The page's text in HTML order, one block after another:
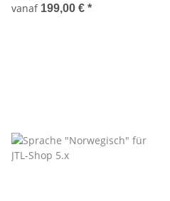
vanaf 199,00 € *